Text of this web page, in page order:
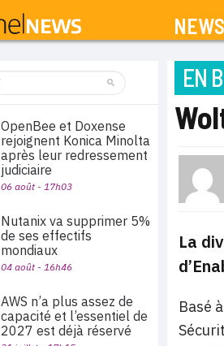
NEWS
EN
La
Basé
OpenBee et Doxense
rejoignent Konica Minolta
après leur redressement
judiciaire
06 août - 17h03
Nutanix va supprimer 5%
de ses effectifs
mondiaux
04 août - 16h46
AWS n’a plus assez de
capacité et l’essentiel de
2027 est déjà réservé